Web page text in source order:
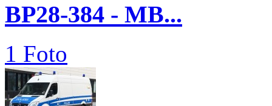
BP28-384 - MB...
1 Foto